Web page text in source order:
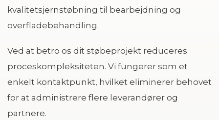
kvalitetsjernstøbning til bearbejdning og
overfladebehandling.
Ved at betro os dit støbeprojekt reduceres
proceskompleksiteten. Vi fungerer som et
enkelt kontaktpunkt, hvilket eliminerer behovet
for at administrere flere leverandører og
partnere.